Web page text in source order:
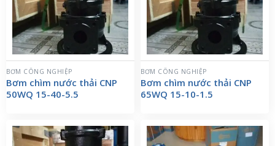
BƠM CÔNG NGHIỆP
Bơm chìm nước thải CNP
50WQ 15-40-5.5
BƠM CÔNG NGHIỆP
Bơm chìm nước thải CNP
65WQ 15-10-1.5